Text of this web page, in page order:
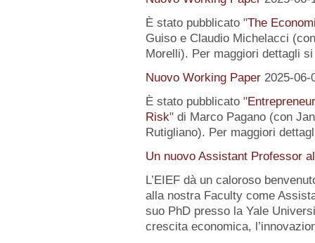
È stato pubblicato "The
Guiso e Claudio Michelacci
Morelli). Per maggiori dettagli
Nuovo Working Paper 2025-06-
È stato pubblicato "
Risk" di Marco Pagano (con
Rutigliano). Per maggiori
Un nuovo Assistant Professor
L’EIEF dà un caloroso
alla nostra Faculty come
suo PhD presso la Yale
crescita economica,